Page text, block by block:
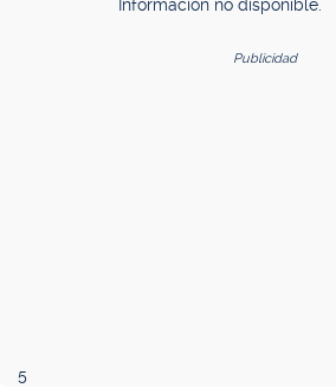
Información no disponible.
Publicidad
5